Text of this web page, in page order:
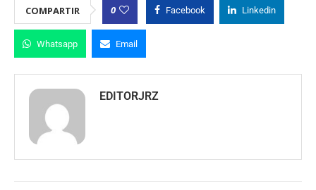
COMPARTIR 0 Facebook Linkedin
Whatsapp Email
EDITORJRZ